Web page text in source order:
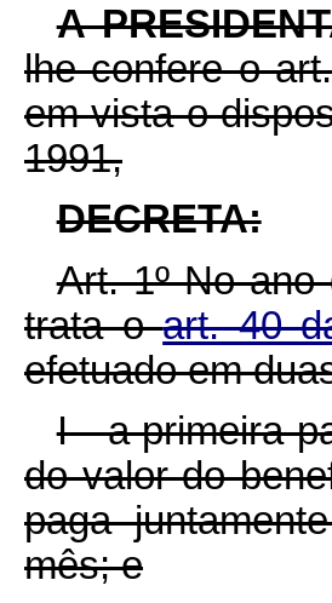
A
lhe confere o
em vista o
1991,
DECRETA:
Art. 1º No
trata oart. 40
efetuado em
I - a primeira
do valor do
paga
mês; e